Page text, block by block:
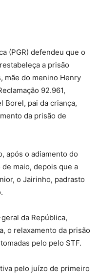
(PGR) defendeu que o
a prisão
mãe do menino Henry
92.961,
Borel, pai da criança,
da prisão de
após o adiamento do
maio, depois que a
o Jairinho, padrasto
da República,
o relaxamento da prisão
pelo pelo STF.
pelo juízo de primeiro